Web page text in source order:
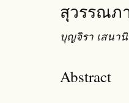
สุวรรณภ
บุญจิรา เสนา
Abstract